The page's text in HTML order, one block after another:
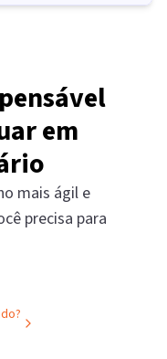
em
mais ágil e
precisa para